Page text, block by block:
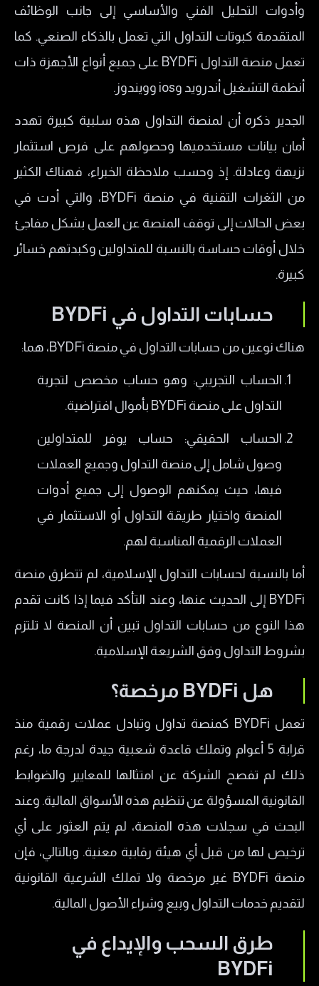
وأدوات التحليل الفني والأساسي إلى جانب الوظائف
المتقدمة كبوتات التداول التي تعمل بالذكاء الصنعي. كما
تعمل منصة التداول BYDFi على جميع أنواع الأجهزة ذات
أنظمة التشغيل أندرويد وios وويندوز.
الجدير ذكره أن لمنصة التداول هذه سلبية كبيرة تهدد
أمان بيانات مستخدميها وحصولهم على فرص استثمار
نزيهة وعادلة. إذ وحسب ملاحظة الخبراء، فهناك الكثير
من الثغرات التقنية في منصة BYDFi، والتي أدت في
بعض الحالات إلى توقف المنصة عن العمل بشكل مفاجئ
خلال أوقات حساسة بالنسبة للمتداولين وكبدتهم خسائر
كبيرة.
حسابات التداول في BYDFi
هناك نوعين من حسابات التداول في منصة BYDFi، هما:
الحساب التجريبي: وهو حساب مخصص لتجربة
التداول على منصة BYDFi بأموال افتراضية.
الحساب الحقيقي: حساب يوفر للمتداولين
وصول شامل إلى منصة التداول وجميع العملات
فيها، حيث يمكنهم الوصول إلى جميع أدوات
المنصة واختيار طريقة التداول أو الاستثمار في
العملات الرقمية المناسبة لهم.
أما بالنسبة لحسابات التداول الإسلامية، لم تتطرق منصة
BYDFi إلى الحديث عنها، وعند التأكد فيما إذا كانت تقدم
هذا النوع من حسابات التداول تبين أن المنصة لا تلتزم
بشروط التداول وفق الشريعة الإسلامية.
هل BYDFi مرخصة؟
تعمل BYDFi كمنصة تداول وتبادل عملات رقمية منذ
قرابة 5 أعوام وتملك قاعدة شعبية جيدة لدرجة ما، رغم
ذلك لم تفصح الشركة عن امتثالها للمعايير والضوابط
القانونية المسؤولة عن تنظيم هذه الأسواق المالية. وعند
البحث في سجلات هذه المنصة، لم يتم العثور على أي
ترخيص لها من قبل أي هيئة رقابية معنية. وبالتالي، فإن
منصة BYDFi غير مرخصة ولا تملك الشرعية القانونية
لتقديم خدمات التداول وبيع وشراء الأصول المالية.
طرق السحب والإيداع في
BYDFi